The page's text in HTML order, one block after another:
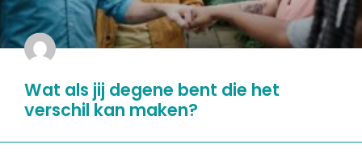
Wat als jij degene bent die het
verschil kan maken?